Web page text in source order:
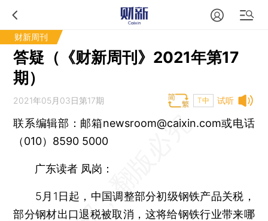
财新周刊
答疑（《财新周刊》2021年第17
期）
试听
2021年05月03日第17期 T中
联系编辑部：邮箱newsroom@caixin.com或电话
（010）8590 5000
广东读者 凤岗：
5月1日起，中国调整部分初级钢铁产品关税，
部分钢材出口退税被取消，这将给钢铁行业带来哪